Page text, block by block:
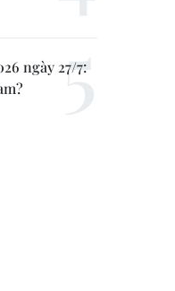
ngày 27/7: